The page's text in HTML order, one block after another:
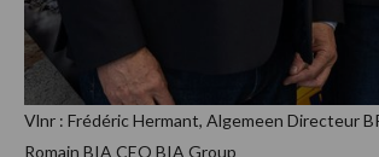
Vlnr : Frédéric Hermant, Algemeen Directeur
Romain BIA CEO BIA Group